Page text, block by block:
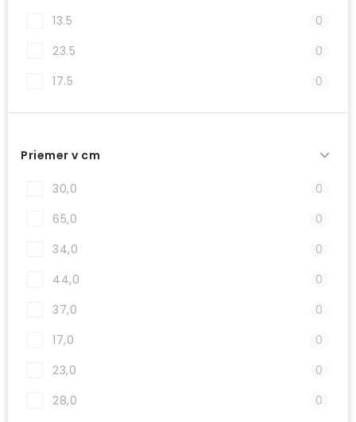
13.5
0
23.5
0
17.5
0
Priemer v cm
30,0
0
65,0
0
34,0
0
44,0
0
37,0
0
17,0
0
23,0
0
28,0
0